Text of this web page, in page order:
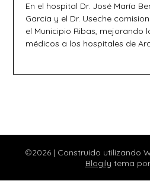
En el hospital Dr. José María
García y el Dr. Useche
el Municipio Ribas, mejorando
médicos a los hospitales de
©2026 | Construido utilizando
Blogily tema